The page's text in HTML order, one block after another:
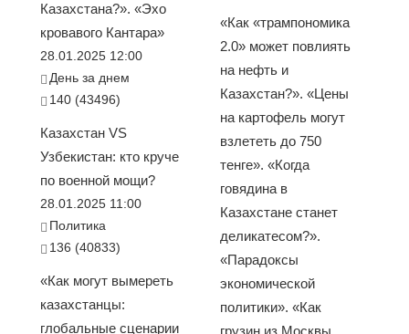
Казахстана?». «Эхо
кровавого Кантара»
28.01.2025 12:00
День за днем
140 (43496)
Казахстан VS
Узбекистан: кто круче
по военной мощи?
28.01.2025 11:00
Политика
136 (40833)
«Как могут вымереть
казахстанцы:
глобальные сценарии
«Как «трампономика
2.0» может повлиять
на нефть и
Казахстан?». «Цены
на картофель могут
взлететь до 750
тенге». «Когда
говядина в
Казахстане станет
деликатесом?».
«Парадоксы
экономической
политики». «Как